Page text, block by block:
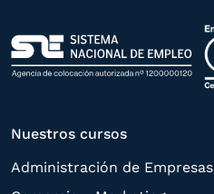
Nuestros cursos
Administración de Empresas